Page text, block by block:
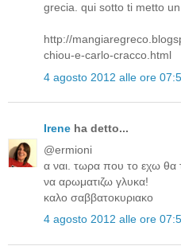
grecia. qui sotto ti metto
http://
chiou-e-carlo-cracco.html
4 agosto 2012 alle ore
Irene ha detto...
@ermioni
α ναι. τωρα που το εχω θα
να αρωματιζω γλυκα!
καλο σαββατοκυριακο
4 agosto 2012 alle ore